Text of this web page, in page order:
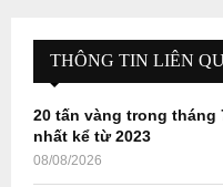
f
r
THÔNG TIN LIÊN
20 tấn vàng trong tháng
nhất kể từ 2023
08/08/2026